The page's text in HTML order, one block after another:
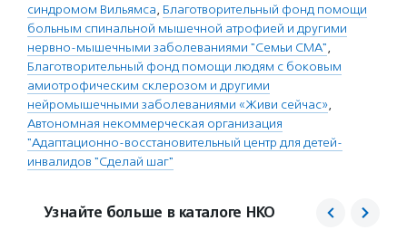
синдромом Вильямса, Благотворительный фонд помощи
больным спинальной мышечной атрофией и другими
нервно-мышечными заболеваниями "Семьи СМА",
Благотворительный фонд помощи людям с боковым
амиотрофическим склерозом и другими
нейромышечными заболеваниями «Живи сейчас»,
Автономная некоммерческая организация
"Адаптационно-восстановительный центр для детей-
инвалидов "Сделай шаг"
Узнайте больше в каталоге НКО